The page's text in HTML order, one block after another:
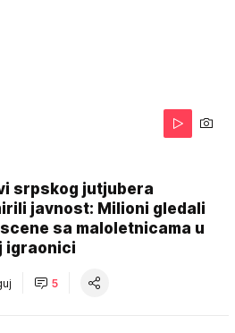
srpskog jutjubera
javnost: Milioni gledali
sa maloletnicama u
igraonici
5